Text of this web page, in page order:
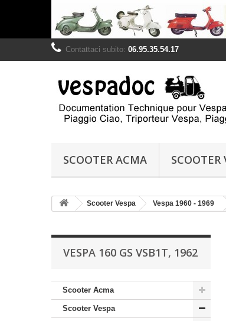
Contattaci subito: 06.95.35.54.17
SCOOTER ACMA SCOOTER
Scooter Vespa Vespa 1960 - 1969
VESPA 160 GS VSB1T, 1962
Scooter Acma
Scooter Vespa